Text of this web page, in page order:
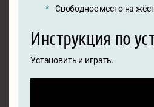
Свободное место на
Инструкция по
Установить и играть.